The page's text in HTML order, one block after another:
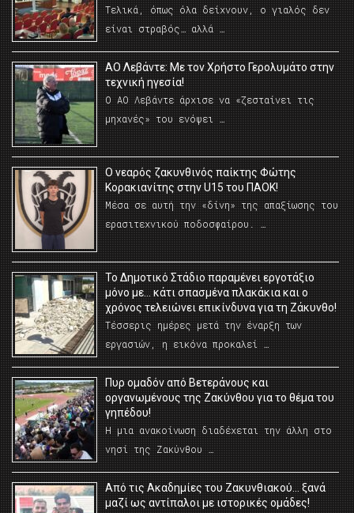
Τελικά, όπως όλα δείχνουν, ο γιαλός δεν
είναι στραβός… αλλά …
ΑΟ Λεβάντε: Με τον Χρήστο Γερολυμάτο στην
τεχνική ηγεσία!
Ο ΑΟ Λεβάντε άρχισε να «ζεσταίνει τις
μηχανές» του ενόψει …
O νεαρός ζακυνθινός παίκτης Φώτης
Κορακιανίτης στην U15 του ΠΑΟΚ!
Μέσα σε αυτή την «δίνη» της απαξίωσης του
ερασιτεχνικού ποδοσφαίρου. …
Το Δημοτικό Στάδιο παραμένει εργοτάξιο
μόνο με… κάτι σπασμένα πλακάκια και ο
χρόνος τελειώνει επικίνδυνα για τη Ζάκυνθο!
Τέσσερις ημέρες μετά την έναρξη των
εργασιών, η εικόνα προκαλεί …
Πυρ ομαδόν από Βετεράνους και
οργανωμένους της Ζακύνθου για το θέμα του
γηπέδου!
Η μια ανακοίνωση διαδέχεται την άλλη στο
νησί της Ζακύνθου …
Από τις Ακαδημίες του Ζακυνθιακού… ξανά
μαζί ως αντίπαλοι με ιστορικές ομάδες!